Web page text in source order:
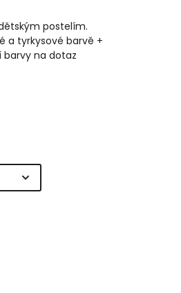
postelím.
a tyrkysové barvě +
na dotaz